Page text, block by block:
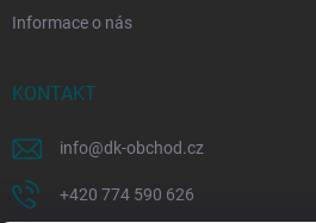
Informace o nás
KONTAKT
info@dk-obchod.cz
+420 774 590 626